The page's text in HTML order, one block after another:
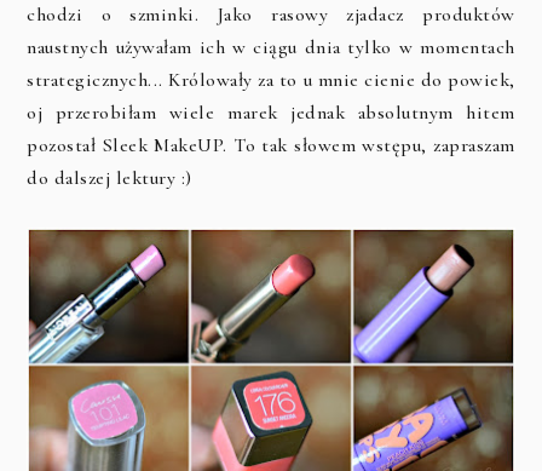
chodzi o szminki. Jako rasowy zjadacz produktów
naustnych używałam ich w ciągu dnia tylko w momentach
strategicznych... Królowały za to u mnie cienie do powiek,
oj przerobiłam wiele marek jednak absolutnym hitem
pozostał Sleek MakeUP. To tak słowem wstępu, zapraszam
do dalszej lektury :)